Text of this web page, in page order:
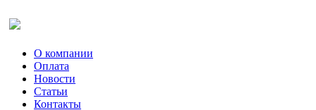
Тмин
Трава для чая
Туласи
Укроп
Фенхель пряный
О компании
Оплата
Новости
Статьи
Контакты